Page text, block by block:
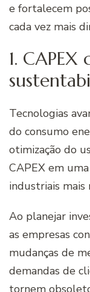
e fortalecem
cada vez mais
1.
Tecnologias
do consumo
otimização do
CAPEX em
industriais mais
Ao planejar
as empresas
mudanças de
demandas de
tornem